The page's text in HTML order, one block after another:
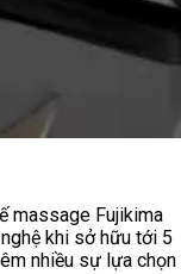
massage Fujikima
khi sở hữu tới 5
nhiều sự lựa chọn